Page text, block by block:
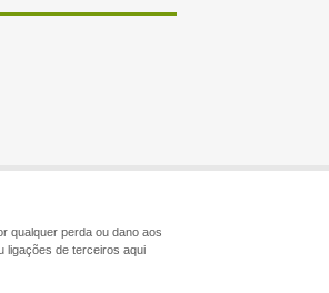
qualquer perda ou dano aos
ligações de terceiros aqui